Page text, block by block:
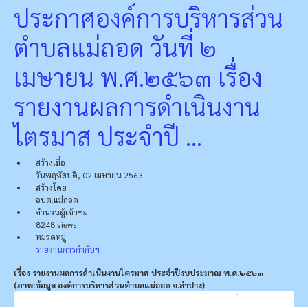
ประกาศองค์การบริหารส่วน
ตำบลแม่ถอด วันที่ ๒
เมษายน พ.ศ.๒๕๖๓ เรื่อง
รายงานผลการดำเนินงาน
ไตรมาส ประจำปี ...
สร้างเมื่อ
วันพฤหัสบดี, 02 เมษายน 2563
สร้างโดย
อบต.แม่ถอด
จำนวนผู้เข้าชม
8248 views
หมวดหมู่
รายงานการกำกับฯ
เรื่อง รายงานผลการดำเนินงานไตรมาส ประจำปีงบประมาณ พ.ศ.๒๕๖๓
(ภาพ:ข้อมูล องค์การบริหารส่วนตำบลแม่ถอด จ.ลำปาง)